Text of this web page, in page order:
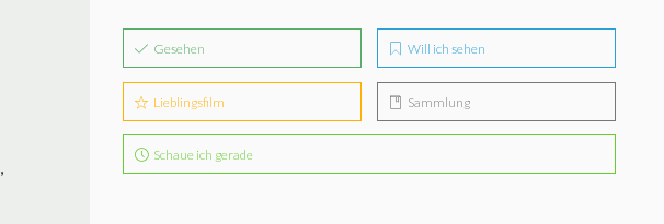
,
Gesehen Will ich sehen
Lieblingsfilm Sammlung
Schaue ich gerade